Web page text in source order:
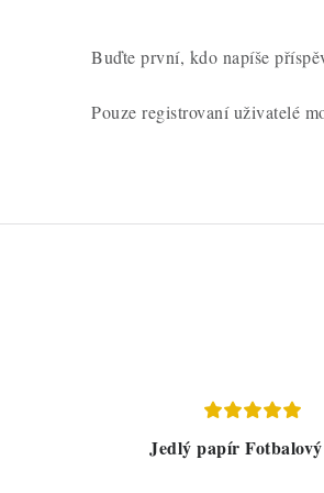
Buďte první, kdo napíše
Pouze registrovaní uživatelé
Jedlý papír